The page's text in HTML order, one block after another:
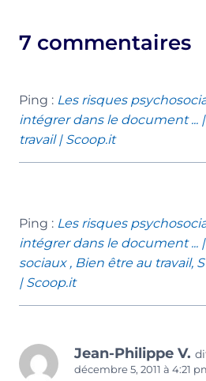
7 commentaires
Ping : Les risques
intégrer dans le document ...
travail | Scoop.it
Ping : Les risques
intégrer dans le document ...
sociaux , Bien être au travail,
| Scoop.it
Jean-Philippe V.
décembre 5, 2011 à 4:21